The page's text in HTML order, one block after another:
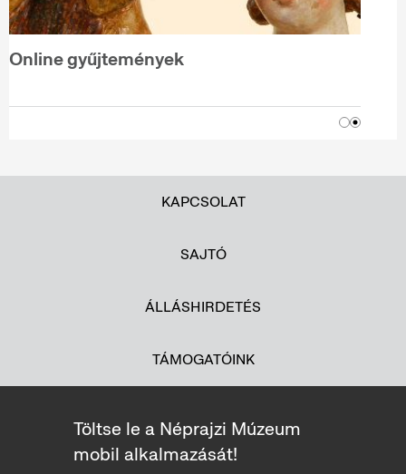
Online gyűjtemények
KAPCSOLAT
SAJTÓ
ÁLLÁSHIRDETÉS
TÁMOGATÓINK
Töltse le a Néprajzi Múzeum
mobil alkalmazását!